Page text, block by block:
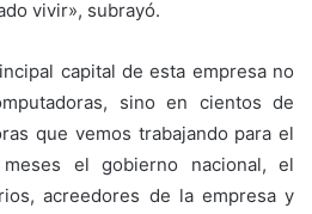
vivir», subrayó.
capital de esta empresa no
sino en cientos de
que vemos trabajando para el
el gobierno nacional, el
acreedores de la empresa y